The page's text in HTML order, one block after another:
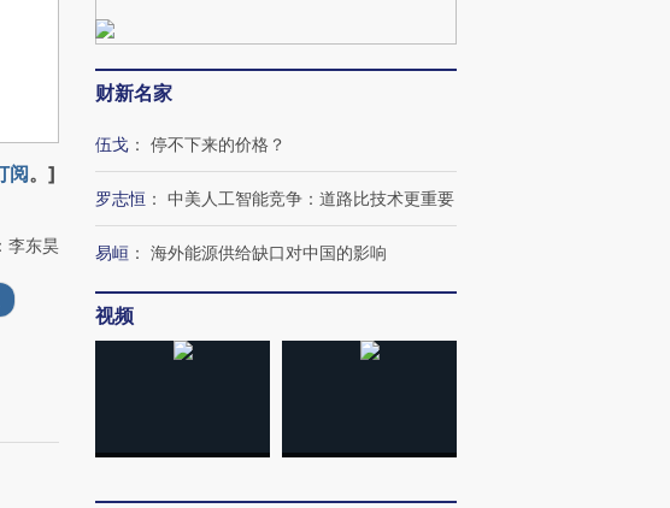
阅。]
李东昊
财新名家
伍戈 ： 停不下来的价格？
罗志恒 ： 中美人工智能竞争：道路比技术更重要
易峘 ： 海外能源供给缺口对中国的影响
视频